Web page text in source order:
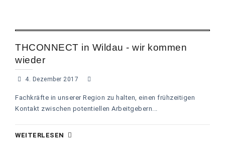
THCONNECT in Wildau - wir kommen
wieder
4. Dezember 2017
Fachkräfte in unserer Region zu halten, einen frühzeitigen
Kontakt zwischen potentiellen Arbeitgebern...
WEITERLESEN